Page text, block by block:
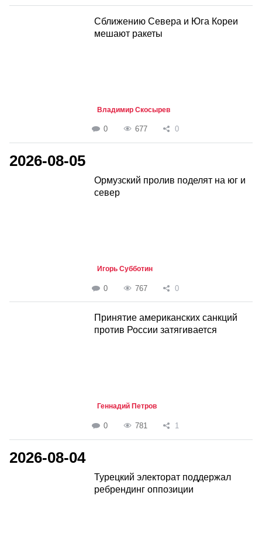
Сближению Севера и Юга Кореи
мешают ракеты
Владимир Скосырев
0 677 0
2026-08-05
Ормузский пролив поделят на юг и
север
Игорь Субботин
0 767 0
Принятие американских санкций
против России затягивается
Геннадий Петров
0 781 1
2026-08-04
Турецкий электорат поддержал
ребрендинг оппозиции